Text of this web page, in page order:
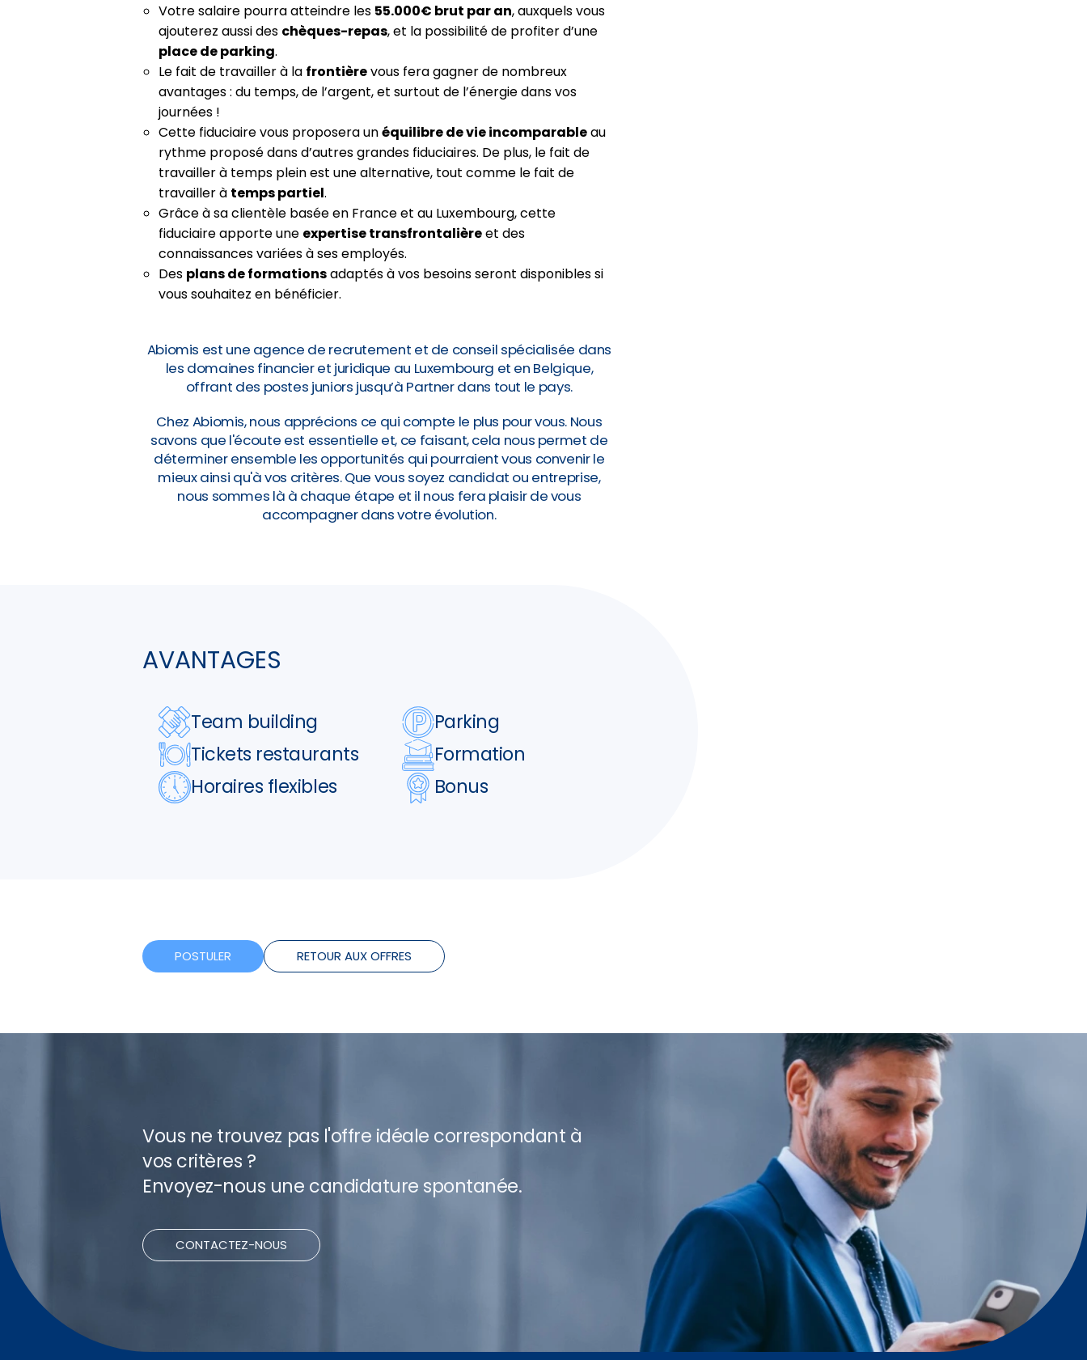
Votre salaire pourra atteindre les 55.000€ brut par an, auxquels vous
ajouterez aussi des chèques-repas, et la possibilité de profiter d’une
place de parking.
Le fait de travailler à la frontièrevous fera gagner de nombreux
avantages : du temps, de l’argent, et surtout de l’énergie dans vos
journées !
Cette fiduciaire vous proposera unéquilibre de vie incomparableau
rythme proposé dans d’autres grandes fiduciaires. De plus, le fait de
travailler à temps plein est une alternative, tout comme le fait de
travailler à temps partiel.
Grâce à sa clientèle basée en France et au Luxembourg, cette
fiduciaire apporte une expertise transfrontalièreet des
connaissances variées à ses employés.
Des plans de formationsadaptés à vos besoins seront disponibles si
vous souhaitez en bénéficier.
Abiomis est une agence de recrutement et de conseil spécialisée dans
les domaines financier et juridique au Luxembourg et en Belgique,
offrant des postes juniors jusqu’à Partner dans tout le pays.
Chez Abiomis, nous apprécions ce qui compte le plus pour vous. Nous
savons que l'écoute est essentielle et, ce faisant, cela nous permet de
déterminer ensemble les opportunités qui pourraient vous convenir le
mieux ainsi qu'à vos critères. Que vous soyez candidat ou entreprise,
nous sommes là à chaque étape et il nous fera plaisir de vous
accompagner dans votre évolution.
AVANTAGES
Team building
Parking
Tickets restaurants
Formation
Horaires flexibles
Bonus
POSTULER RETOUR AUX OFFRES
Vous ne trouvez pas l'offre idéale correspondant à
vos critères ?
Envoyez-nous une candidature spontanée.
CONTACTEZ-NOUS